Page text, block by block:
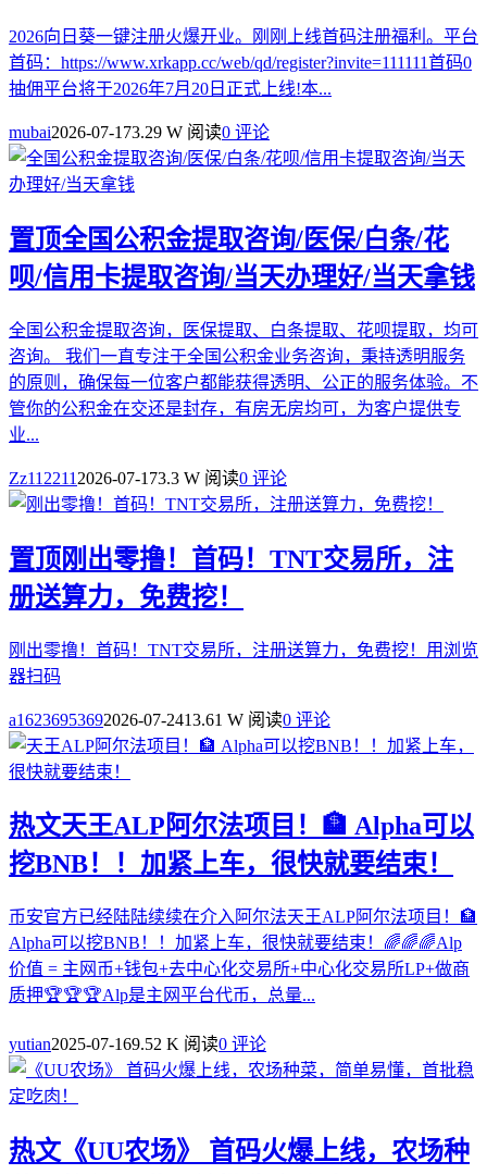
2026向日葵一键注册火爆开业。刚刚上线首码注册福利。平台
首码：https://www.xrkapp.cc/web/qd/register?invite=111111首码0
抽佣平台将于2026年7月20日正式上线!本...
mubai2026-07-173.29 W 阅读0 评论
置顶全国公积金提取咨询/医保/白条/花
呗/信用卡提取咨询/当天办理好/当天拿钱
全国公积金提取咨询，医保提取、白条提取、花呗提取，均可
咨询。 我们一直专注于全国公积金业务咨询，秉持透明服务
的原则，确保每一位客户都能获得透明、公正的服务体验。不
管你的公积金在交还是封存，有房无房均可，为客户提供专
业...
Zz112211 2026-07-173.3 W 阅读0 评论
置顶刚出零撸！首码！TNT交易所，注
册送算力，免费挖！
刚出零撸！首码！TNT交易所，注册送算力，免费挖！用浏览
器扫码
a16236953692026-07-2413.61 W 阅读0 评论
热文天王ALP阿尔法项目！🏦 Alpha可以
挖BNB！！加紧上车，很快就要结束！
币安官方已经陆陆续续在介入阿尔法天王ALP阿尔法项目！🏦
Alpha可以挖BNB！！加紧上车，很快就要结束！🌈🌈🌈Alp
价值 = 主网币+钱包+去中心化交易所+中心化交易所LP+做商
质押🏆🏆🏆Alp是主网平台代币，总量...
yutian2025-07-169.52 K 阅读0 评论
热文《UU农场》 首码火爆上线，农场种